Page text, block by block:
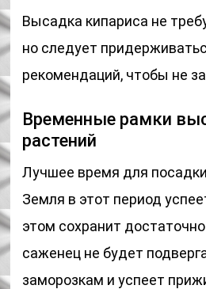
Высадка кипариса не
но следует
рекомендаций, чтобы не
Временные рамки
растений
Лучшее время для
Земля в этот период
этом сохранит
саженец не будет
заморозкам и успеет